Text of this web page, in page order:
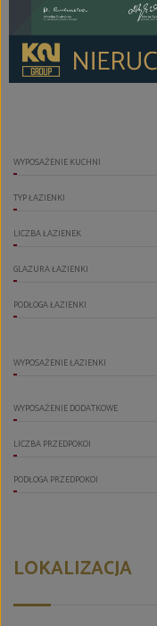
WYPOSAŻENIE KUCHNI
TYP ŁAZIENKI
LICZBA ŁAZIENEK
GLAZURA ŁAZIENKI
PODŁOGA ŁAZIENKI
WYPOSAŻENIE ŁAZIENKI
WYPOSAŻENIE DODATKOWE
LICZBA PRZEDPOKOI
PODŁOGA PRZEDPOKOI
LOKALIZACJA